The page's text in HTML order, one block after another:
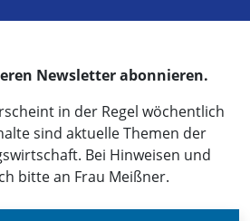
Newsletter abonnieren.
in der Regel wöchentlich
sind aktuelle Themen der
Bei Hinweisen und
bitte an Frau Meißner.